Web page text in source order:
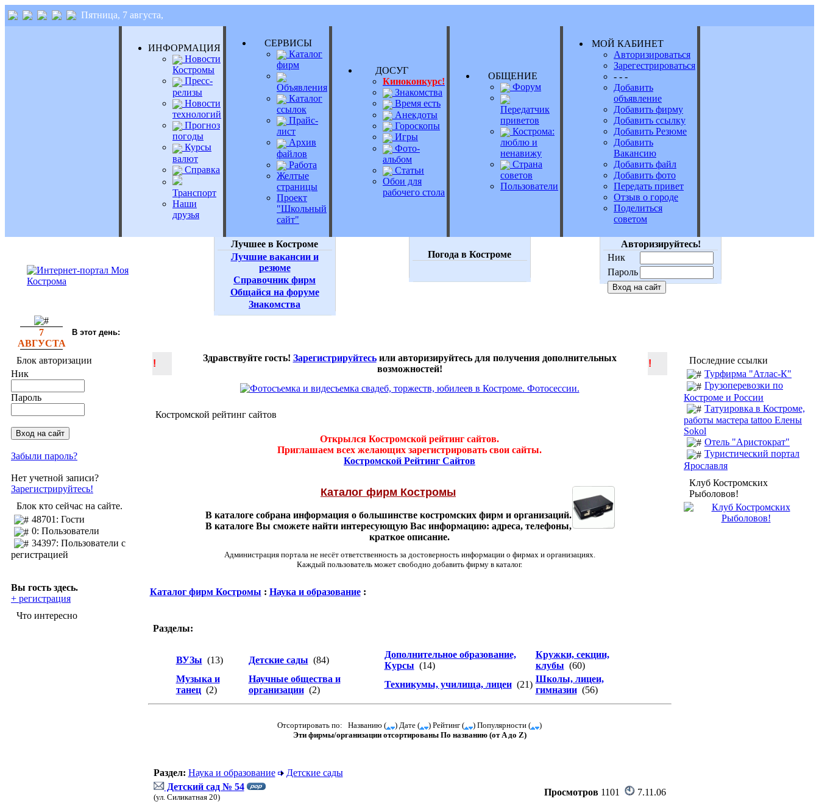
Пятница, 7 августа,
ИНФОРМАЦИЯ
Новости
Костромы
Пресс-
релизы
Новости
технологий
Прогноз
погоды
Курсы
валют
Справка
Транспорт
Наши
друзья
СЕРВИСЫ
Каталог
фирм
Объявления
Каталог
ссылок
Прайс-
лист
Архив
файлов
Работа
Желтые
страницы
Проект
"Школьный
сайт"
ДОСУГ
Киноконкурс!
Знакомства
Время есть
Анекдоты
Гороскопы
Игры
Фото-
альбом
Статьи
Обои для
рабочего стола
ОБЩЕНИЕ
Форум
Передатчик
приветов
Кострома:
люблю и
ненавижу
Страна
советов
Пользователи
МОЙ КАБИНЕТ
Авторизироваться
Зарегестрироваться
- - -
Добавить
объявление
Добавить фирму
Добавить ссылку
Добавить Резюме
Добавить
Вакансию
Добавить файл
Добавить фото
Передать привет
Отзыв о городе
Поделиться
советом
Лучшее в Костроме
Лучшие вакансии и
резюме
Справочник фирм
Общайся на форуме
Знакомства
Погода в Костроме
Авторизируйтесь!
Ник
Пароль
7
АВГУСТА
В этот день:
Блок авторизации
Ник
Пароль
Забыли пароль?
Нет учетной записи?
Зарегистрируйтесь!
Блок кто сейчас на сайте.
48701: Гости
0: Пользователи
34397: Пользователи с
регистрацией
Вы гость здесь.
+ регистрация
Что интересно
!
Здравствуйте гость! Зарегистрируйтесьили авторизируйтесь для получения дополнительных
возможностей!
!
Костромской рейтинг сайтов
Открылся Костромской рейтинг сайтов.
Приглашаем всех желающих зарегистрировать свои сайты.
Костромской Рейтинг Сайтов
Каталог фирм Костромы
В каталоге собрана информация о большинстве костромских фирм и организаций.
В каталоге Вы сможете найти интересующую Вас информацию: адреса, телефоны,
краткое описание.
Администрация портала не несёт ответственность за достоверность информации о фирмах и организациях.
Каждый пользователь может свободно добавить фирму в каталог.
Каталог фирм Костромы : Наука и образование:
Разделы:
ВУЗы (13) Детские сады (84)
Дополнительное образование,
Курсы (14)
Кружки, секции,
клубы (60)
Музыка и
танец(2)
Научные общества и
организации(2)
Техникумы, училища, лицеи(21)
Школы, лицеи,
гимназии(56)
Отсортировать по: Названию ( ) Дате ( ) Рейтинг ( ) Популярности (
)
Эти фирмы/организации отсортированы По названию (от A до Z)
Раздел: Наука и образование
Детские сады
Детский сад № 54
(ул. Силикатная 20) Просмотров1101
7.11.06
Последние ссылки
Турфирма "Атлас-К"
Грузоперевозки по
Костроме и России
Татуировка в Костроме,
работы мастера tattoo Елены
Sokol
Отель "Аристократ"
Туристический портал
Ярославля
Клуб Костромских
Рыболовов!